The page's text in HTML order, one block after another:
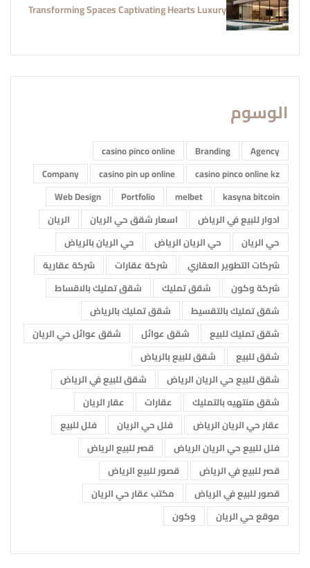
Transforming Spaces Captivating Hearts Luxury
الوسوم
Agency
Branding
casino pinco online
casino pinco online kz
casino pin up online
Company
kasyna bitcoin
melbet
Portfolio
Web Design
ادوار للبيع في الرياض
اسعار شقق حي الريان
الريان
حي الريان
حي الريان الرياض
حي الريان بالرياض
شركات التطوير العقاري
شركة عقارات
شركة عقارية
شركة وكون
شقق تمليك
شقق تمليك بالاقساط
شقق تمليك بالتقسيط
شقق تمليك بالرياض
شقق تمليك للبيع
شقق عوائل
شقق عوائل حي الريان
شقق للبيع
شقق للبيع بالرياض
شقق للبيع حي الريان الرياض
شقق للبيع في الرياض
شقق منتهيه بالتمليك
عقارات
عقار الريان
عقار حي الريان الرياض
فلل حي الريان
فلل للبيع
فلل للبيع حي الريان الرياض
قصر للبيع الرياض
قصر للبيع في الرياض
قصور للبيع الرياض
قصور للبيع في الرياض
مكتب عقار حي الريان
موقع حي الريان
وكون